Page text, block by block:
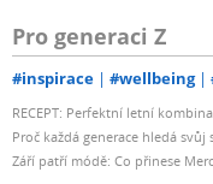
Pro generaci Z
#inspirace #wellbeing
RECEPT: Perfektní letní
Proč každá generace hledá
Září patří módě: Co přinese